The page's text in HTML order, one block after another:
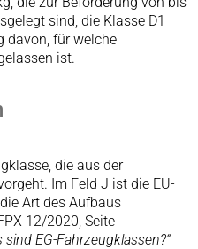
sind, die Klasse D1
davon, für welche
ist.
die aus der
Im Feld J ist die EU-
Art des Aufbaus
12/2020, Seite
EG-Fahrzeugklassen?“